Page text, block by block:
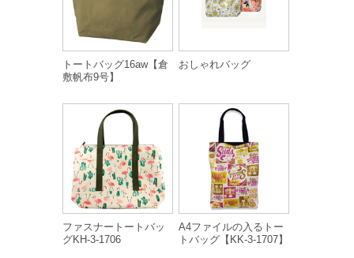
トートバッグ16aw【倉
敷帆布9号】
おしゃれバッグ
ファスナートートバッ
グKH-3-1706
A4ファイルの入るトー
トバッグ【KK-3-1707】